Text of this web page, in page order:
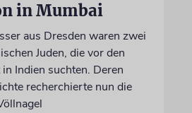
in Mumbai
aus Dresden waren zwei
Juden, die vor den
Indien suchten. Deren
recherchierte nun die